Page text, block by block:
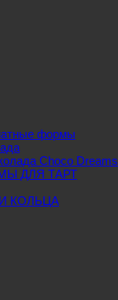
формы
Choco Dreams
ДЛЯ ТАРТ
КОЛЬЦА